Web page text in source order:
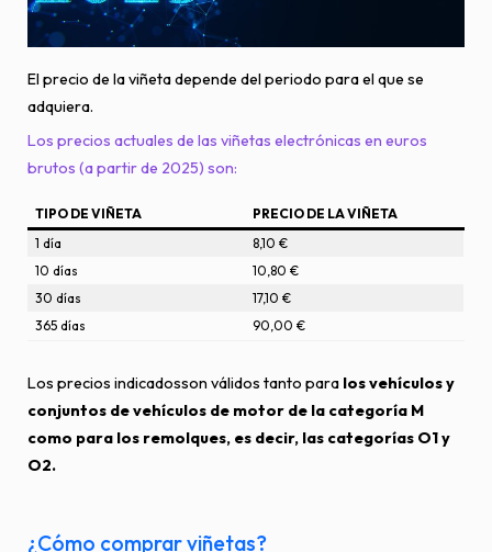
El precio de la viñeta depende del periodo para el que se
adquiera.
Los precios actuales de las viñetas electrónicas en euros
brutos (a partir de 2025) son:
TIPO DE VIÑETA
PRECIO DE LA VIÑETA
1 día
8,10 €
10 días
10,80 €
30 días
17,10 €
365 días
90,00 €
Los precios indicadosson válidos tanto para los vehículos y
conjuntos de vehículos de motor de la categoría M
como para los remolques, es decir, las categorías O1 y
O2.
¿Cómo comprar viñetas?